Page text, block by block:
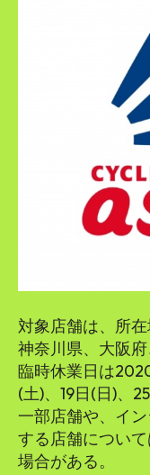
対象店舗は、所
神奈川県、大阪府
臨時休業日は
(土)、19日(日)、
一部店舗や、イ
する店舗につい
場合がある。